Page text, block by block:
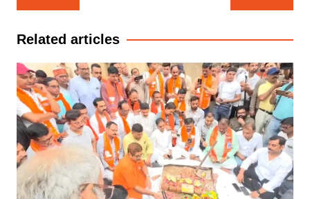
navigation
Related articles